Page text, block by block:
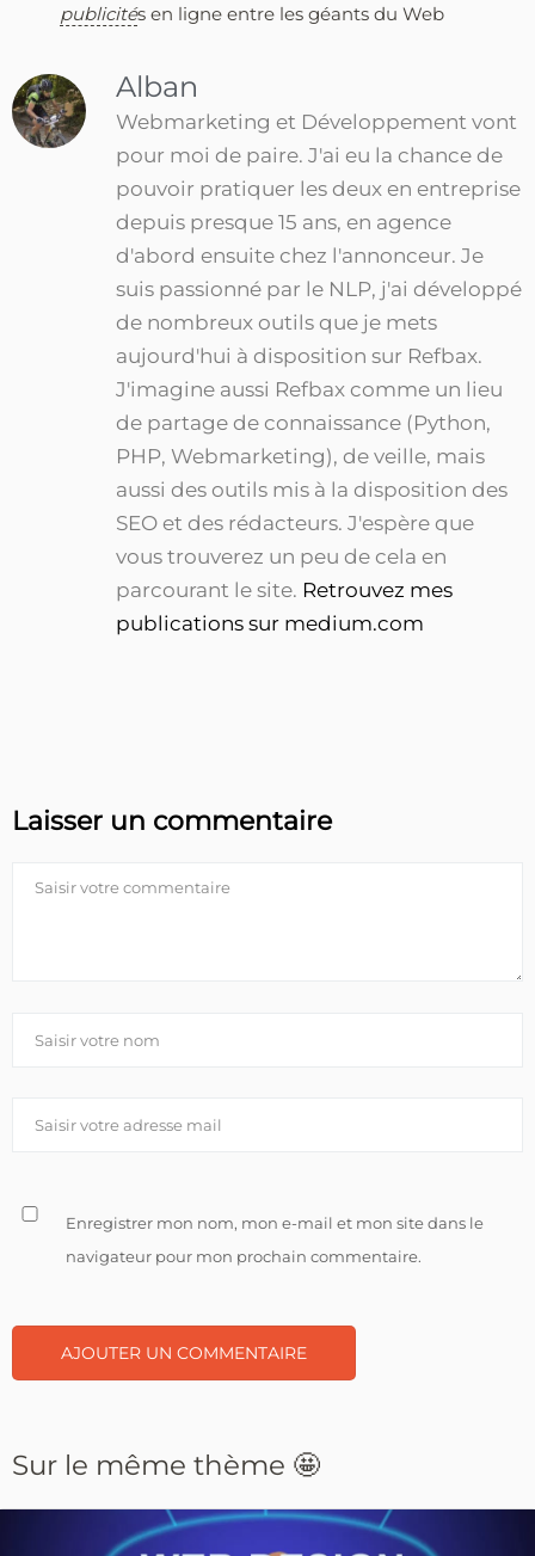
publicités en ligne entre les géants du Web
Alban
Webmarketing et Développement vont
pour moi de paire. J'ai eu la chance de
pouvoir pratiquer les deux en entreprise
depuis presque 15 ans, en agence
d'abord ensuite chez l'annonceur. Je
suis passionné par le NLP, j'ai développé
de nombreux outils que je mets
aujourd'hui à disposition sur Refbax.
J'imagine aussi Refbax comme un lieu
de partage de connaissance (Python,
PHP, Webmarketing), de veille, mais
aussi des outils mis à la disposition des
SEO et des rédacteurs. J'espère que
vous trouverez un peu de cela en
parcourant le site. Retrouvez mes
publications sur medium.com
Laisser un commentaire
Enregistrer mon nom, mon e-mail et mon site dans le
navigateur pour mon prochain commentaire.
Sur le même thème 🤩